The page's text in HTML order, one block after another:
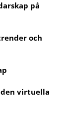
på
och
virtuella